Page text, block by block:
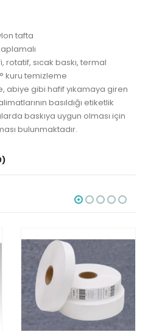
tafta
rotatif, sıcak baskı, termal
kuru temizleme
abiye gibi hafif yıkamaya giren
basıldığı etiketlik
baskıya uygun olması için
bulunmaktadır.